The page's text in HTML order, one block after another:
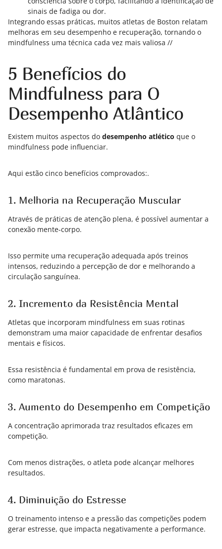
sinais de fadiga ou dor.
Integrando essas práticas, muitos atletas de Boston relatam
melhoras em seu desempenho e recuperação, tornando o
mindfulness uma técnica cada vez mais valiosa //
5 Benefícios do
Mindfulness para O
Desempenho Atlântico
Existem muitos aspectos do desempenho atlético que o
mindfulness pode influenciar.
Aqui estão cinco benefícios comprovados:.
1. Melhoria na Recuperação Muscular
Através de práticas de atenção plena, é possível aumentar a
conexão mente-corpo.
Isso permite uma recuperação adequada após treinos
intensos, reduzindo a percepção de dor e melhorando a
circulação sanguínea.
2. Incremento da Resistência Mental
Atletas que incorporam mindfulness em suas rotinas
demonstram uma maior capacidade de enfrentar desafios
mentais e físicos.
Essa resistência é fundamental em prova de resistência,
como maratonas.
3. Aumento do Desempenho em Competição
A concentração aprimorada traz resultados eficazes em
competição.
Com menos distrações, o atleta pode alcançar melhores
resultados.
4. Diminuição do Estresse
O treinamento intenso e a pressão das competições podem
gerar estresse, que impacta negativamente a performance.